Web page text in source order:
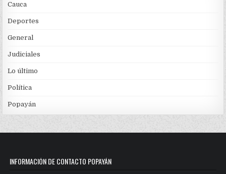
Cauca
Deportes
General
Judiciales
Lo último
Política
Popayán
INFORMACIÓN DE CONTACTO POPAYÁN